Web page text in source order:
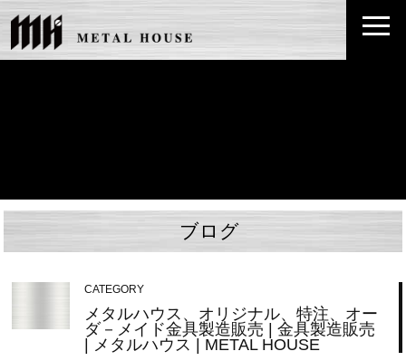
ブログ
CATEGORY
メタルハウス、オリジナル、特注、オー
ダ－メイド金具製造販売 | 金具製造販売
| メタルハウス | METAL HOUSE